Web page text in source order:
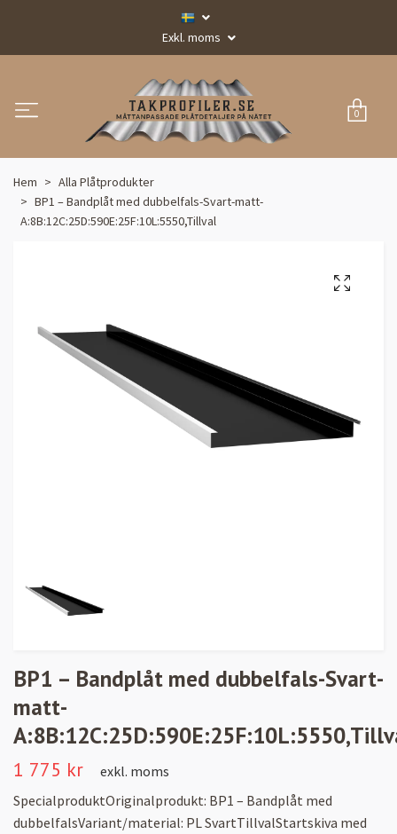
Exkl. moms
0
Hem
Alla Plåtprodukter
BP1 – Bandplåt med dubbelfals-Svart-matt-
A:8B:12C:25D:590E:25F:10L:5550,Tillval
BP1 – Bandplåt med dubbelfals-Svart-
matt-
1 775 kr
exkl. moms
SpecialproduktOriginalprodukt: BP1 – Bandplåt med
dubbelfalsVariant/material: PL SvartTillvalStartskiva med